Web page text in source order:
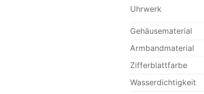
Uhrwerk
Gehäusematerial
Armbandmaterial
Zifferblattfarbe
Wasserdichtigkeit